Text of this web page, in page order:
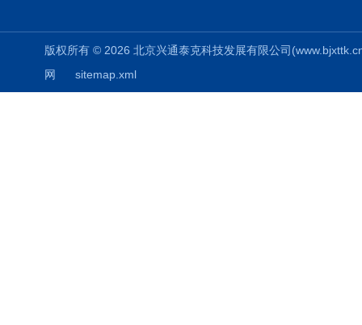
版权所有 © 2026 北京兴通泰克科技发展有限公司
网
sitemap.xml